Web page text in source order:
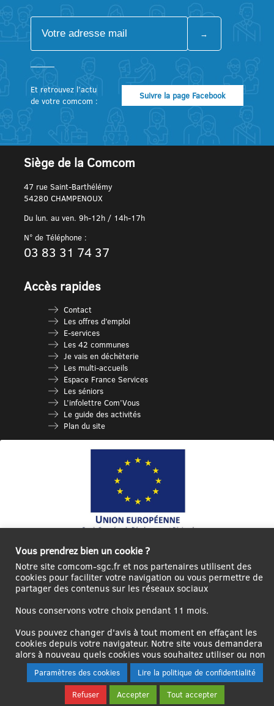
Et retrouvez l’actu
de votre comcom :
Suivre la page Facebook
Siège de la Comcom
47 rue Saint-Barthélémy
54280 CHAMPENOUX
Du lun. au ven. 9h-12h / 14h-17h
N° de Téléphone :
03 83 31 74 37
Accès rapides
Contact
Les offres d’emploi
E-services
Les 42 communes
Je vais en déchèterie
Les multi-accueils
Espace France Services
Les séniors
L’infolettre Com’Vous
Le guide des activités
Plan du site
Ce site internet a été cofinancé par l’Union européenne avec le Fonds
Européen de Développement Régional à hauteur de 12 572€
connecter|Se
Créer un
compte
Contact
Plan
du
Mentions
Vous prendrez bien un cookie ?
Notre site comcom-sgc.fr et nos partenaires utilisent des
cookies pour faciliter votre navigation ou vous permettre de
partager des contenus sur les réseaux sociaux
Nous conservons votre choix pendant 11 mois.
Vous pouvez changer d'avis à tout moment en effaçant les
cookies depuis votre navigateur. Notre site vous demandera
alors à nouveau quels cookies vous souhaitez utiliser ou non
Paramètres des cookies
Lire la politique de confidentialité
Refuser
Accepter Tout accepter